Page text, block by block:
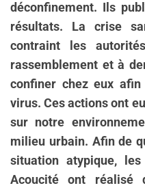
déconfinement. Ils
résultats. La crise
contraint les
rassemblement et à
confiner chez eux
virus. Ces actions ont
sur notre
milieu urbain. Afin de
situation atypique,
Acoucité ont réalisé